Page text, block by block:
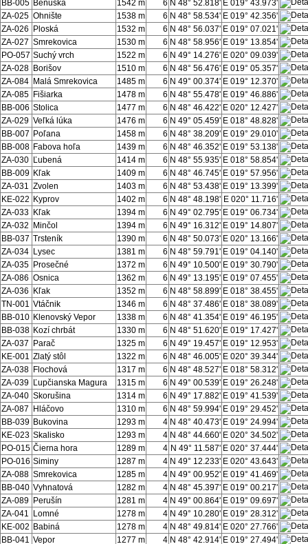
BB-005 Beňuška 1542 m 6 N 48° 52.818' E 019° 43.973'
ZA-025 Ohnište 1538 m 6 N 48° 58.534' E 019° 42.356'
ZA-026
Ploská 1532 m 6 N 48° 56.037' E 019° 07.021'
ZA-027 Smrekovica 1530 m 6 N 48° 58.956' E 019° 13.854'
PO-057 Suchý vrch 1522 m 6 N 49° 14.276' E 020° 09.039'
ZA-028 Borišov 1510 m 6 N 48° 56.476' E 019° 05.357'
ZA-084 Malá Smrekovica 1485 m 6 N 49° 00.374' E 019° 12.370'
ZA-085 Fišiarka 1478 m 6 N 48° 55.478' E 019° 46.886'
BB-006 Stolica 1477 m 6 N 48° 46.422' E 020° 12.427'
ZA-029 Veľká lúka 1476 m 6 N 49° 05.459' E 018° 48.828'
BB-007 Poľana 1458 m 6 N 48° 38.209' E 019° 29.010'
BB-008 Fabova hoľa 1439 m 6 N 48° 46.352' E 019° 53.138'
ZA-030 Ľubená 1414 m 6 N 48° 55.935' E 018° 58.854'
BB-009 Kľak 1409 m 6 N 48° 46.745' E 019° 57.956'
ZA-031 Zvolen 1403 m 6 N 48° 53.438' E 019° 13.399'
KE-022 Kyprov 1402 m 6 N 48° 48.198' E 020° 11.716'
ZA-033 Kľak 1394 m 6 N 49° 02.795' E 019° 06.734'
ZA-032
Minčol 1394 m 6 N 49° 16.312' E 019° 14.807'
BB-037 Trsteník 1390 m 6 N 48° 50.073' E 020° 13.166'
ZA-034 Lysec 1381 m 6 N 48° 59.791' E 019° 04.140'
ZA-035 Prosečné 1372 m 6 N 49° 10.500' E 019° 30.790'
ZA-086 Osnica 1362 m 6 N 49° 13.195' E 019° 07.455'
ZA-036
Kľak 1352 m 6 N 48° 58.899' E 018° 38.455'
TN-001 Vtáčnik 1346 m 6 N 48° 37.486' E 018° 38.089'
BB-010 Klenovský Vepor 1338 m 6 N 48° 41.354' E 019° 46.195'
BB-038 Kozí chrbát 1330 m 6 N 48° 51.620' E 019° 17.427'
ZA-037
Parač 1325 m 6 N 49° 19.457' E 019° 12.953'
KE-001 Zlatý stôl 1322 m 6 N 48° 46.005' E 020° 39.344'
ZA-038 Flochová 1317 m 6 N 48° 48.527' E 018° 58.312'
ZA-039 Ľupčianska Magura 1315 m 6 N 49° 00.539' E 019° 26.248'
ZA-040 Skorušina 1314 m 6 N 49° 17.882' E 019° 41.539'
ZA-087
Hláčovo 1310 m 6 N 48° 59.994' E 019° 29.452'
BB-039 Bukovina 1293 m 4 N 48° 40.473' E 019° 24.994'
KE-023 Skalisko 1293 m 4 N 48° 44.660' E 020° 34.502'
PO-015 Čierna hora 1289 m 4 N 49° 11.587' E 020° 37.444'
PO-016 Siminy 1287 m 4 N 49° 12.233' E 020° 43.643'
ZA-088 Smrekovica 1285 m 4 N 49° 00.952' E 019° 41.469'
BB-040 Vyhnatová 1282 m 4 N 48° 45.397' E 019° 00.217'
ZA-089 Perušín 1281 m 4 N 49° 00.864' E 019° 09.697'
ZA-041
Lomné 1278 m 4 N 49° 10.280' E 019° 28.312'
KE-002 Babiná 1278 m 4 N 48° 49.814' E 020° 27.766'
BB-041 Vepor 1277 m 4 N 48° 42.914' E 019° 27.494'